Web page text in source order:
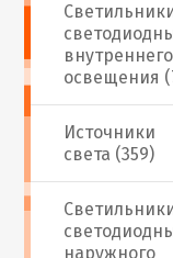
Источники
света (359)
внутреннего
освещения
наружного